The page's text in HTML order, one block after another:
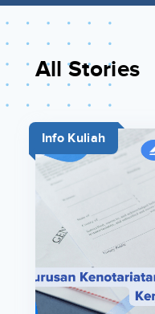
All Stories
Info Kuliah